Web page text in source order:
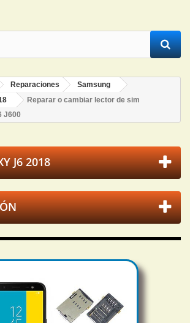
Reparaciones
Samsung
Reparar o cambiar lector de sim
J600
J6 2018